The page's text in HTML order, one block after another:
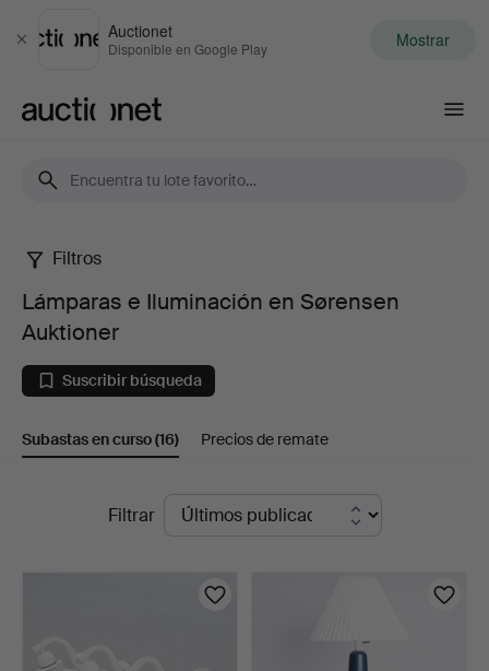
Cerrar
Auctionet
Disponible en Google Play Mostrar
Lámparas
Iluminación
en
Auktioner
Filtros
Lámparas e Iluminación en Sørensen
Auktioner
Suscribir búsqueda
Subastas en curso(16) Precios de remate
SubastasFiltrar